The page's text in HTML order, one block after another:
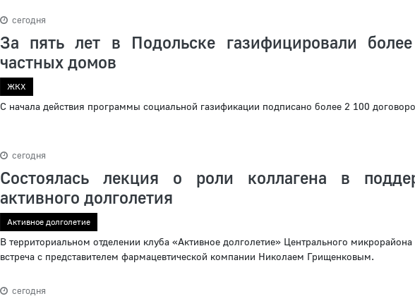
сегодня
За пять лет в Подольске газифицировали
частных домов
ЖКХ
С начала действия программы социальной газификации подписано более 2 100
сегодня
Состоялась лекция о роли коллагена в
активного долголетия
Активное долголетие
В территориальном отделении клуба «Активное долголетие» Центрального
встреча с представителем фармацевтической компании Николаем Грищенковым.
сегодня